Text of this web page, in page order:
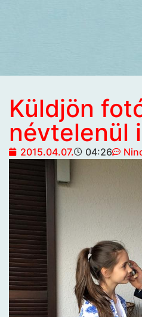
Küldjön
névtelenül
2015.04.07. 04:26